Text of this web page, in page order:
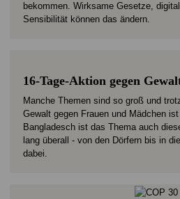
bekommen. Wirksame Gesetze,
Sensibilität können das ändern.
16-Tage-Aktion gegen
Manche Themen sind so groß und
Gewalt gegen Frauen und Mädchen
Bangladesch ist das Thema auch
lang überall - von den Dörfern bis in
dabei.